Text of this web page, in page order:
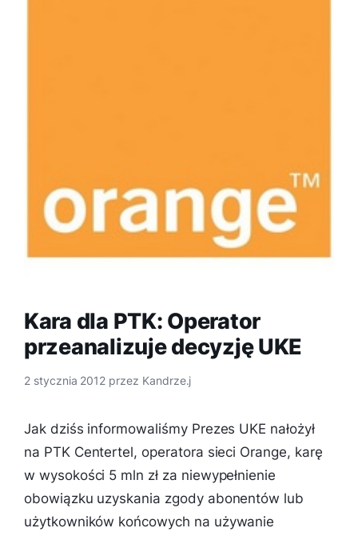
Kara dla PTK: Operator
przeanalizuje decyzję UKE
2 stycznia 2012 przez Kandrze.j
Jak dziśs informowaliśmy Prezes UKE nałożył
na PTK Centertel, operatora sieci Orange, karę
w wysokości 5 mln zł za niewypełnienie
obowiązku uzyskania zgody abonentów lub
użytkowników końcowych na używanie